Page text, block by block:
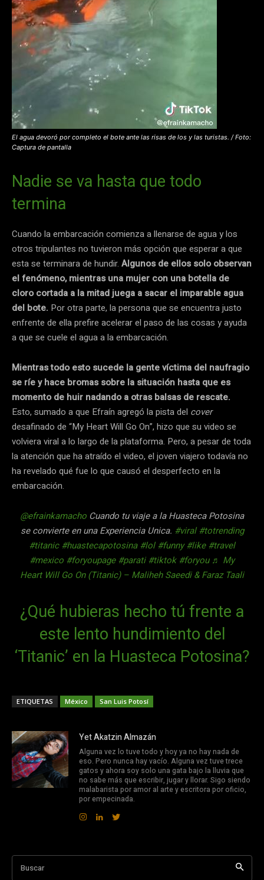
El agua devoró por completo el bote ante las risas de los y las turistas. / Foto:
Captura de pantalla
Nadie se va hasta que todo
termina
Cuando la embarcación comienza a llenarse de agua y los
otros tripulantes no tuvieron más opción que esperar a que
esta se terminara de hundir. Algunos de ellos solo observan
el fenómeno, mientras una mujer con una botella de
cloro cortada a la mitad juega a sacar el imparable agua
del bote. Por otra parte, la persona que se encuentra justo
enfrente de ella prefire acelerar el paso de las cosas y ayuda
a que se cuele el agua a la embarcación.
Mientras todo esto sucede la gente víctima del naufragio
se ríe y hace bromas sobre la situación hasta que es
momento de huir nadando a otras balsas de rescate.
Esto, sumado a que Efraín agregó la pista del cover
desafinado de “My Heart Will Go On”, hizo que su video se
volviera viral a lo largo de la plataforma. Pero, a pesar de toda
la atención que ha atraído el video, el joven viajero todavía no
ha revelado qué fue lo que causó el desperfecto en la
embarcación.
@efrainkamacho Cuando tu viaje a la Huasteca Potosina
se convierte en una Experiencia Unica. #viral #totrending
#titanic #huastecapotosina #lol #funny #like #travel
#mexico #foryoupage #parati #tiktok #foryou ♬ My
Heart Will Go On (Titanic) – Maliheh Saeedi & Faraz Taali
¿Qué hubieras hecho tú frente a
este lento hundimiento del
‘Titanic’ en la Huasteca Potosina?
ETIQUETAS México San Luis Potosí
Yet Akatzin Almazán
Alguna vez lo tuve todo y hoy ya no hay nada de
eso. Pero nunca hay vacío. Alguna vez tuve trece
gatos y ahora soy solo una gata bajo la lluvia que
no sabe más que escribir, jugar y llorar. Sigo siendo
malabarista por amor al arte y escritora por oficio,
por empecinada.
Buscar